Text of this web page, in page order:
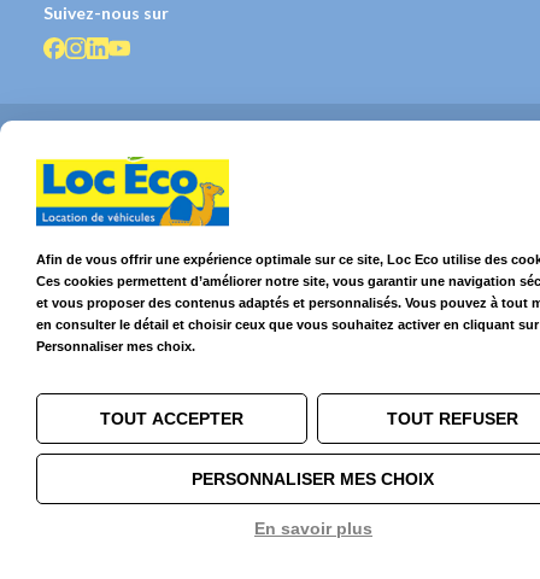
Suivez-nous sur
Grand Ouest
Afin de vous offrir une expérience optimale sur ce site, Loc Eco utilise des
Ces cookies permettent d’améliorer notre site, vous garantir une navigation
et vous proposer des contenus adaptés et personnalisés. Vous pouvez à tout
en consulter le détail et choisir ceux que vous souhaitez activer en cliquant sur
Personnaliser mes choix.
TOUT ACCEPTER TOUT REFUSER
PERSONNALISER MES CHOIX
En savoir plus